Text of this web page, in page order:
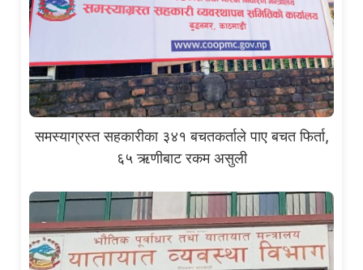
समस्याग्रस्त सहकारीका ३४१ बचतकर्ताले पाए बचत फिर्ता,
६५ ऋणीबाट रकम असुली